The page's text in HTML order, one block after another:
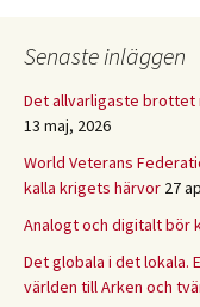
Senaste inläggen
Det allvarligaste brottet
13 maj, 2026
World Veterans
kalla krigets härvor 27
Analogt och digitalt bör
Det globala i det lokala.
världen till Arken och